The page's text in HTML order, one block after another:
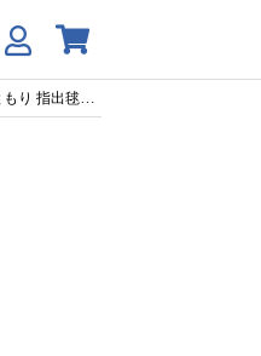
中ちえ美】